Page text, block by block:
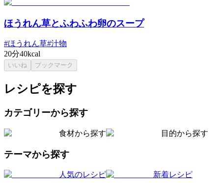
ほうれん草とふわふわ卵のスープ
#ほうれん草#汁物
20分40kcal
いいね ブックマーク
レシピを探す
カテゴリーから探す
食材から探す 目的から探す
テーマから探す
人気のレシピ 新着レシピ